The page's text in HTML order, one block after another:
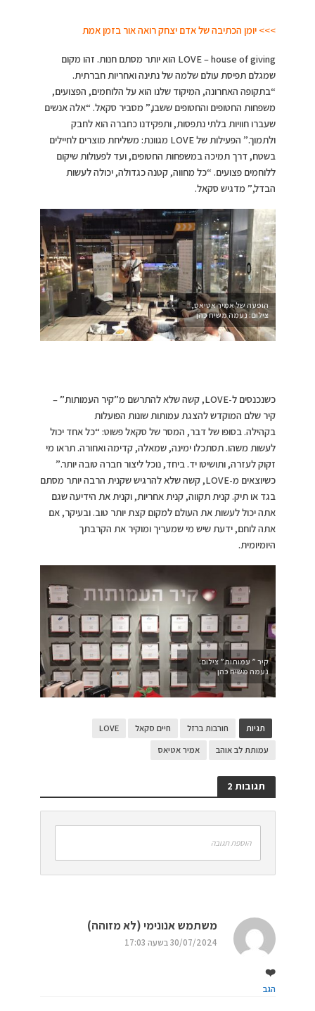
>>> יומן הכתיבה של אדם יצחק רואה אור בזמן אמת
LOVE – house of giving הוא יותר מסתם חנות. זהו מקום
שמגלם תפיסת עולם שלמה של נתינה ואחריות חברתית.
“בתקופה האחרונה, המיקוד שלנו הוא על הלוחמים, הפצועים,
משפחות החטופים והחטופים ששבו,” מסביר סקאל. “אלה אנשים
שעברו חוויות בלתי נתפסות, ותפקידנו כחברה הוא לחבק
ולתמוך.” הפעילות של LOVE מגוונת: משליחת מוצרים לחיילים
בשטח, דרך תמיכה במשפחות החטופים, ועד לפעולות שיקום
ללוחמים פצועים. “כל מחווה, קטנה כגדולה, יכולה לעשות
הבדל,” מדגיש סקאל.
הופעה של אמיר אטיאס,
צילום: נעמה משיח כהן
כשנכנסים ל-LOVE, קשה שלא להתרשם מ”קיר העמותות” –
קיר שלם המוקדש להצגת עמותות שונות הפועלות
בקהילה. בסופו של דבר, המסר של סקאל פשוט: “כל אחד יכול
לעשות משהו. תסתכלו ימינה, שמאלה, קדימה ואחורה. תראו מי
זקוק לעזרה, ותושיטו יד. ביחד, נוכל ליצור חברה טובה יותר.”
כשיוצאים מ-LOVE, קשה שלא להרגיש שקנית הרבה יותר מסתם
בגד או תיק. קנית תקווה, קנית אחריות, וקנית את הידיעה שגם
אתה יכול לעשות את העולם למקום קצת יותר טוב. ובעיקר, אם
אתה לוחם, ידעת שיש מי שמעריך ומוקיר את הקרבתך
היומיומית.
קיר ” עמותות” צילום:
נעמה משיח כהן
תגיות חורבות ברזל חיים סקאל
LOVE
עמותת לב אוהב
אמיר אטיאס
תגובות 2
הוספת תגובה
משתמש אנונימי (לא מזוהה)
30/07/2024 בשעה 17:03
❤️
הגב